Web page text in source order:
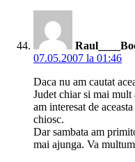
07.05.2007 la 01:46
Daca nu am cautat
Judet chiar si mai
am interesat de
chiosc.
Dar sambata am
mai ajunga. Va